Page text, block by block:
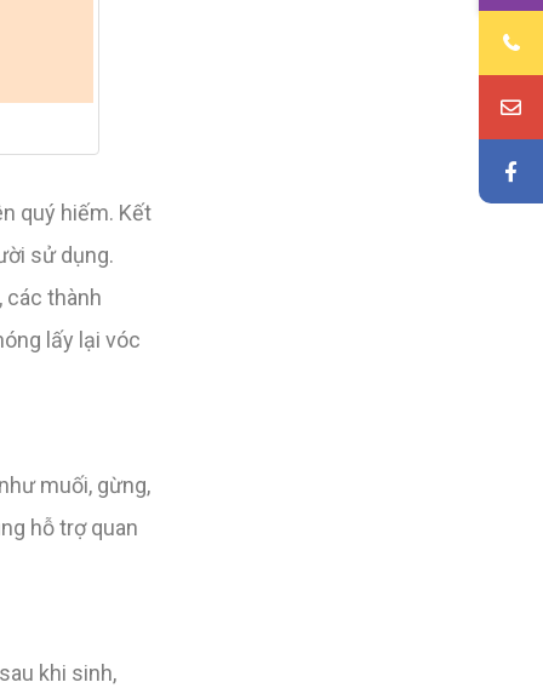
quý hiếm. Kết
sử dụng.
các thành
lấy lại vóc
muối, gừng,
hỗ trợ quan
khi sinh,